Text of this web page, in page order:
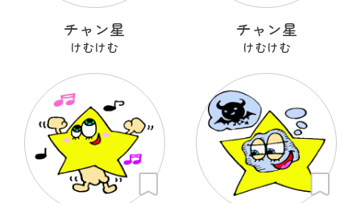
チャン星
けむけむ
チャン星
けむけむ